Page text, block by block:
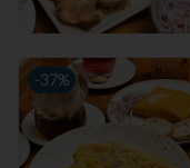
-37%